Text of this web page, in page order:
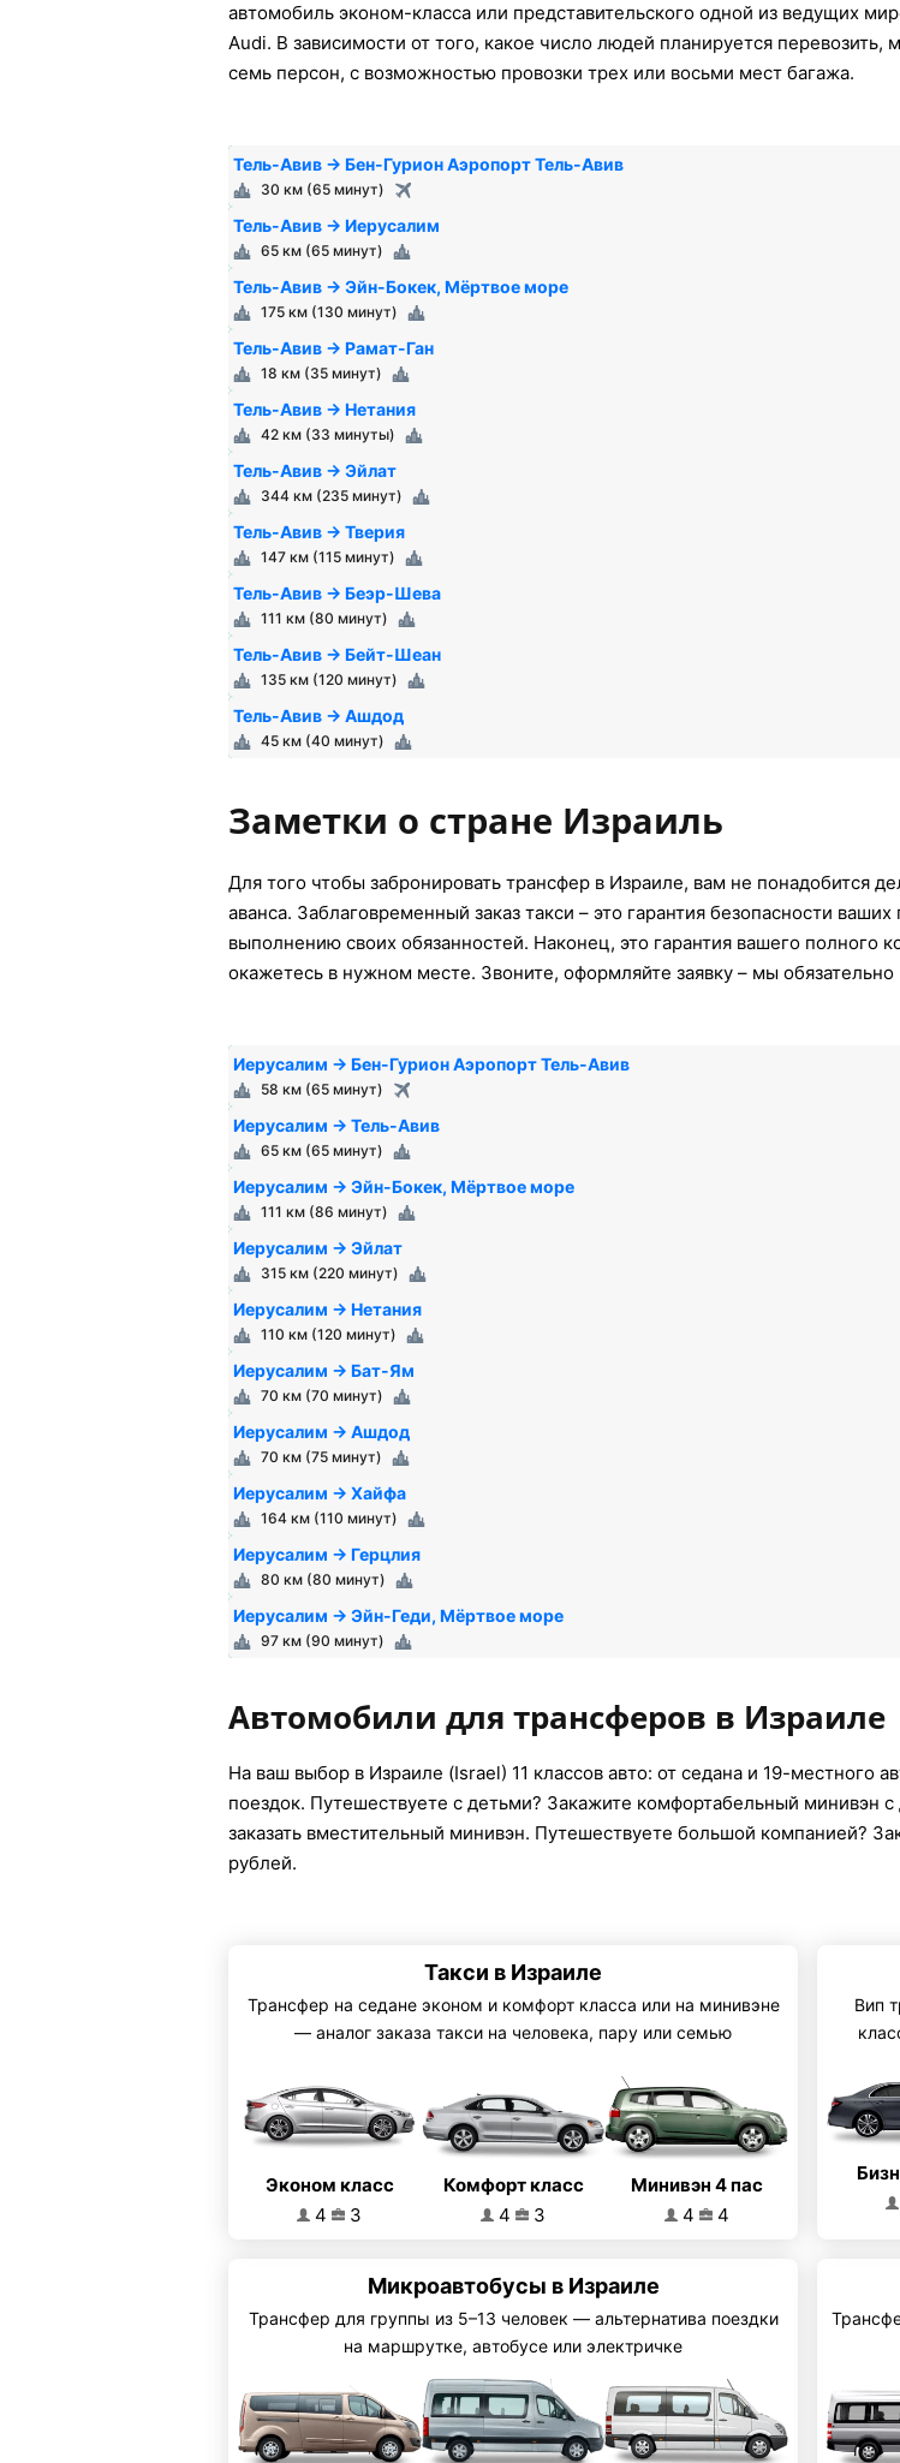
автомобиль эконом-класса или представительского одной из ведущих
Audi. В зависимости от того, какое число людей планируется
семь персон, с возможностью провозки трех или восьми мест багажа.
Тель-Авив → Бен-Гурион Аэропорт Тель-Авив
30 км (65 минут)
Тель-Авив → Иерусалим
65 км (65 минут)
Тель-Авив → Эйн-Бокек, Мёртвое море
175 км (130 минут)
Тель-Авив → Рамат-Ган
18 км (35 минут)
Тель-Авив → Нетания
42 км (33 минуты)
Тель-Авив → Эйлат
344 км (235 минут)
Тель-Авив → Тверия
147 км (115 минут)
Тель-Авив → Беэр-Шева
111 км (80 минут)
Тель-Авив → Бейт-Шеан
135 км (120 минут)
Тель-Авив → Ашдод
45 км (40 минут)
Заметки о стране Израиль
Для того чтобы забронировать трансфер в Израиле, вам не понадобится
аванса. Заблаговременный заказ такси – это гарантия безопасности
выполнению своих обязанностей. Наконец, это гарантия вашего полного
окажетесь в нужном месте. Звоните, оформляйте заявку – мы
Иерусалим → Бен-Гурион Аэропорт Тель-Авив
58 км (65 минут)
Иерусалим → Тель-Авив
65 км (65 минут)
Иерусалим → Эйн-Бокек, Мёртвое море
111 км (86 минут)
Иерусалим → Эйлат
315 км (220 минут)
Иерусалим → Нетания
110 км (120 минут)
Иерусалим → Бат-Ям
70 км (70 минут)
Иерусалим → Ашдод
70 км (75 минут)
Иерусалим → Хайфа
164 км (110 минут)
Иерусалим → Герцлия
80 км (80 минут)
Иерусалим → Эйн-Геди, Мёртвое море
97 км (90 минут)
Автомобили для трансферов в Израиле
На ваш выбор в Израиле (Israel) 11 классов авто: от седана и 19-местного
поездок. Путешествуете с детьми? Закажите комфортабельный минивэн
заказать вместительный минивэн. Путешествуете большой компанией?
рублей.
Такси в Израиле
Трансфер на седане эконом и комфорт класса или на минивэне
— аналог заказа такси на человека, пару или семью
Эконом класс
4
3
Комфорт класс
4
3
Минивэн 4 пас
4
4
Вип
Микроавтобусы в Израиле
Трансфер для группы из 5–13 человек — альтернатива поездки
на маршрутке, автобусе или электричке